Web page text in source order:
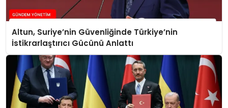
Altun, Suriye’nin Güvenliğinde Türkiye’nin
İstikrarlaştırıcı Gücünü Anlattı